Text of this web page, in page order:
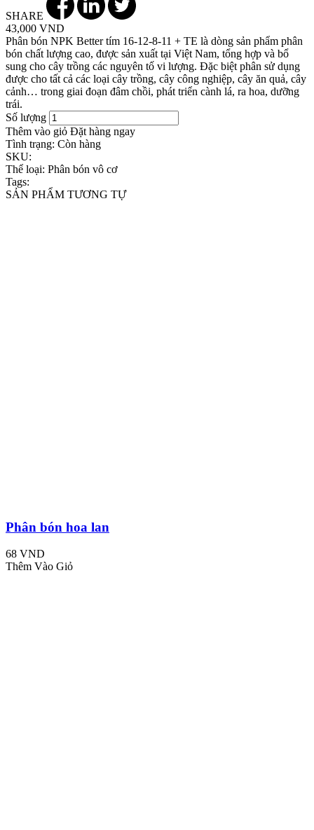
SHARE
43,000 VND
Phân bón NPK Better tím 16-12-8-11 + TE là dòng sản phẩm phân
bón chất lượng cao, được sản xuất tại Việt Nam, tổng hợp và bổ
sung cho cây trồng các nguyên tố vi lượng. Đặc biệt phân sử dụng
được cho tất cả các loại cây trồng, cây công nghiệp, cây ăn quả, cây
cảnh… trong giai đoạn đâm chồi, phát triển cành lá, ra hoa, dưỡng
trái.
Số lượng
Thêm vào giỏ Đặt hàng ngay
Tình trạng: Còn hàng
SKU:
Thể loại: Phân bón vô cơ
Tags:
SẢN PHẨM TƯƠNG TỰ
Phân bón hoa lan
68 VND
Thêm Vào Giỏ